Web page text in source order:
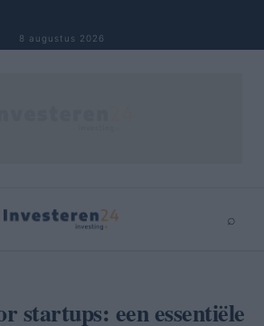
8 augustus 2026
⌕
startups: een essentiële